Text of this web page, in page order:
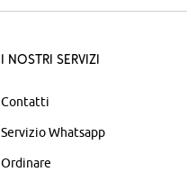
I nostri servizi
Contatti
Servizio Whatsapp
Ordinare